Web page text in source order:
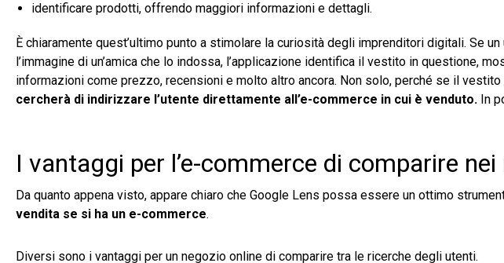
identificare prodotti, offrendo maggiori informazioni e dettagli.
È chiaramente quest’ultimo punto a stimolare la curiosità degli imprenditori digitali. Se
l’immagine di un’amica che lo indossa, l’applicazione identifica il vestito in questione,
informazioni come prezzo, recensioni e molto altro ancora. Non solo, perché se il
cercherà di indirizzare l’utente direttamente all’e-commerce in cui è venduto. In
I vantaggi per l’e-commerce di comparire
Da quanto appena visto, appare chiaro che Google Lens possa essere un ottimo
vendita se si ha un e-commerce.
Diversi sono i vantaggi per un negozio online di comparire tra le ricerche degli utenti.